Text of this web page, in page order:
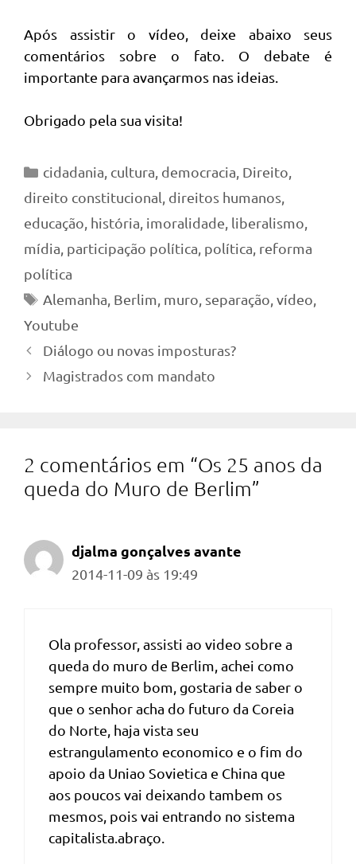
Após assistir o vídeo, deixe abaixo seus
comentários sobre o fato. O debate é
importante para avançarmos nas ideias.
Obrigado pela sua visita!
Categorias
cidadania cultura democracia Direito
direito constitucional direitos humanos
educação história imoralidade liberalismo
mídia participação política política reforma
política
Tags
Alemanha Berlim muro separação vídeo
Youtube
Diálogo ou novas imposturas?
Magistrados com mandato
2 comentários em “Os 25 anos da
queda do Muro de Berlim”
djalma gonçalves avante
2014-11-09 às 19:49
Ola professor, assisti ao video sobre a
queda do muro de Berlim, achei como
sempre muito bom, gostaria de saber o
que o senhor acha do futuro da Coreia
do Norte, haja vista seu
estrangulamento economico e o fim do
apoio da Uniao Sovietica e China que
aos poucos vai deixando tambem os
mesmos, pois vai entrando no sistema
capitalista.abraço.